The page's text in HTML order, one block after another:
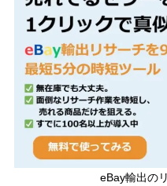
eBay輸出の